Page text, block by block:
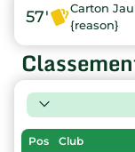
57'
Carton
{reason}
Pos Club